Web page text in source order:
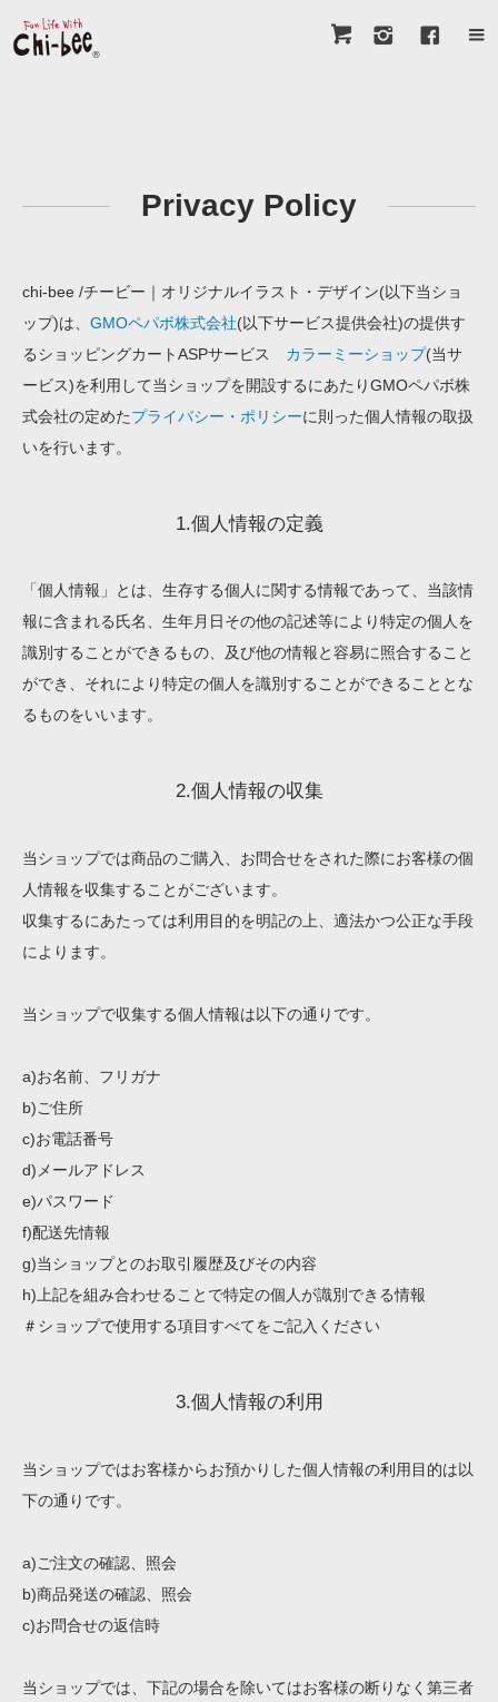
Privacy Policy
chi-bee /チービー｜オリジナルイラスト・デザイン(以下当ショ
ップ)は、 GMOペパボ株式会社(以下サービス提供会社)の提供す
るショッピングカートASPサービス カラーミーショップ(当サ
ービス)を利用して当ショップを開設するにあたりGMOペパボ株
式会社の定めたプライバシー・ポリシーに則った個人情報の取扱
いを行います。
1.個人情報の定義
「個人情報」とは、生存する個人に関する情報であって、当該情
報に含まれる氏名、生年月日その他の記述等により特定の個人を
識別することができるもの、及び他の情報と容易に照合すること
ができ、それにより特定の個人を識別することができることとな
るものをいいます。
2.個人情報の収集
当ショップでは商品のご購入、お問合せをされた際にお客様の個
人情報を収集することがございます。
収集するにあたっては利用目的を明記の上、適法かつ公正な手段
によります。
当ショップで収集する個人情報は以下の通りです。
a)お名前、フリガナ
b)ご住所
c)お電話番号
d)メールアドレス
e)パスワード
f)配送先情報
g)当ショップとのお取引履歴及びその内容
h)上記を組み合わせることで特定の個人が識別できる情報
＃ショップで使用する項目すべてをご記入ください
3.個人情報の利用
当ショップではお客様からお預かりした個人情報の利用目的は以
下の通りです。
a)ご注文の確認、照会
b)商品発送の確認、照会
c)お問合せの返信時
当ショップでは、下記の場合を除いてはお客様の断りなく第三者